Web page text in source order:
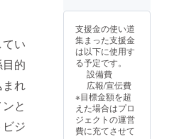
い
的
れ
と
ジ
参加に
つき、4
名の異
性と実
施いた
だく想
定で
す。 オ
フライ
ン街コ
ンは都
ターン
の性質
上、支
援をお
断りさ
せてい
ただき
ます。
低でも
2, 6, 10
月の3
回、オ
フライ
ン街コ
ン（都
内）を
最低で
も
1,3,5,7,
人も可
能）と
HPなど
のURL
を1つ掲
載。 ・
デート
承認前
のメッ
セージ
やりと
りの箇
PRでき
※購入時
の備考
欄に掲
載する
お名前
または
屋号、
事業説
明文、
HPリン
支援金の使い道
集まった支援金
は以下に使用す
る予定です。
設備費
広報/宣伝費
※目標金額を超
えた場合はプロ
ジェクトの運営
費に充てさせて